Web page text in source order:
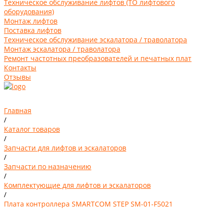
Техническое обслуживание лифтов (ТО лифтового
оборудования)
Монтаж лифтов
Поставка лифтов
Техническое обслуживание эскалатора / траволатора
Монтаж эскалатора / траволатора
Ремонт частотных преобразователей и печатных плат
Контакты
Отзывы
Главная
/
Каталог товаров
/
Запчасти для лифтов и эскалаторов
/
Запчасти по назначению
/
Комплектующие для лифтов и эскалаторов
/
Плата контроллера SMARTCOM STEP SM-01-F5021